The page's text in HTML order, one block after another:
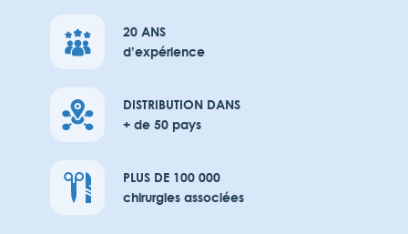
20 ANS
d’expérience
DISTRIBUTION DANS
+ de 50 pays
PLUS DE 100 000
chirurgies associées